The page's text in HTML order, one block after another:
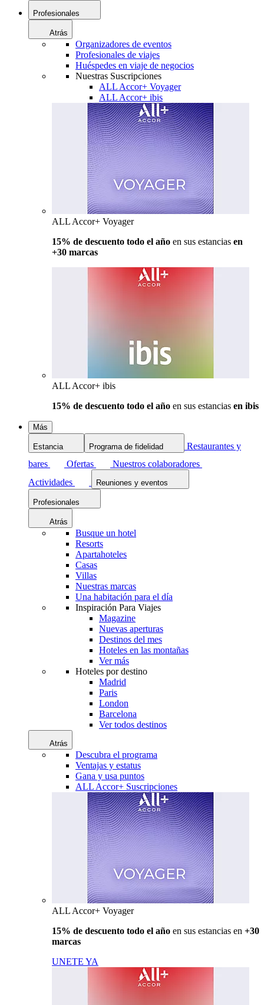
Profesionales
Atrás
Organizadores de eventos
Profesionales de viajes
Huéspedes en viaje de negocios
Nuestras Suscripciones
ALL Accor+ Voyager
ALL Accor+ ibis
ALL Accor+ Voyager
15% de descuento todo el año en sus estancias en
+30 marcas
ALL Accor+ ibis
15% de descuento todo el año en sus estancias en ibis
Más
Estancia Programa de fidelidad
Restaurantes y
bares
Ofertas
Nuestros colaboradores
Actividades
Reuniones y eventos
Profesionales
Atrás
Busque un hotel
Resorts
Apartahoteles
Casas
Villas
Nuestras marcas
Una habitación para el día
Inspiración Para Viajes
Magazine
Nuevas aperturas
Destinos del mes
Hoteles en las montañas
Ver más
Hoteles por destino
Madrid
Paris
London
Barcelona
Ver todos destinos
Atrás
Descubra el programa
Ventajas y estatus
Gana y usa puntos
ALL Accor+ Suscripciones
ALL Accor+ Voyager
15% de descuento todo el año en sus estancias en +30
marcas
UNETE YA